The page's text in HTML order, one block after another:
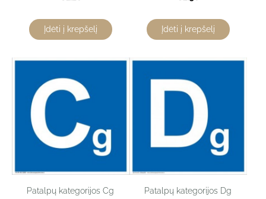
Įdėti į krepšelį Įdėti į krepšelį
Patalpų kategorijos Cg
Patalpų kategorijos Dg